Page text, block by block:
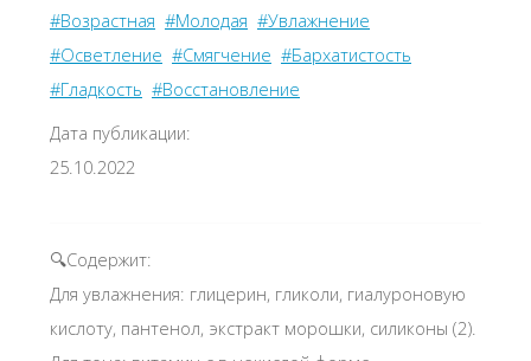
#Возрастная #Молодая #Увлажнение
#Осветление #Смягчение #Бархатистость
#Гладкость #Восстановление
Дата публикации:
25.10.2022
🔍Содержит:
Для увлажнения: глицерин, гликоли, гиалуроновую
кислоту, пантенол, экстракт морошки, силиконы (2).